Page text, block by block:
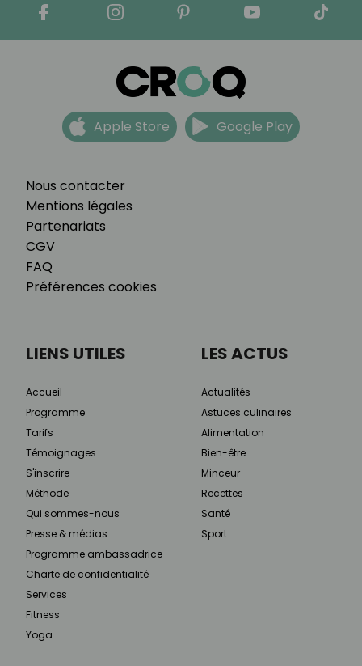
Nous contacter
Mentions légales
Partenariats
CGV
FAQ
Préférences cookies
Apple Store Google Play
LIENS UTILES
Accueil
Programme
Tarifs
Témoignages
S'inscrire
Méthode
Qui sommes-nous
Presse & médias
Programme ambassadrice
Charte de confidentialité
Services
Fitness
Yoga
LES ACTUS
Actualités
Astuces culinaires
Alimentation
Bien-être
Minceur
Recettes
Santé
Sport